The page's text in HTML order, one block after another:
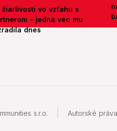
žiarlivosti vo vzťahu s
- jedna vec mu
dnes
s.r.o. Autorské